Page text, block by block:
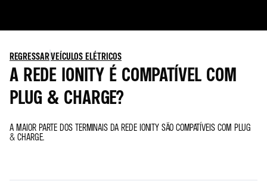
REGRESSARVEÍCULOS ELÉTRICOS
A REDE IONITY É COMPATÍVEL COM
PLUG & CHARGE?
A MAIOR PARTE DOS TERMINAIS DA REDE IONITY SÃO COMPATÍVEIS COM PLUG
& CHARGE.